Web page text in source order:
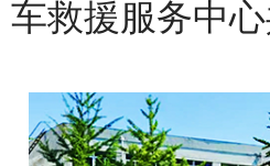
车救援服务中